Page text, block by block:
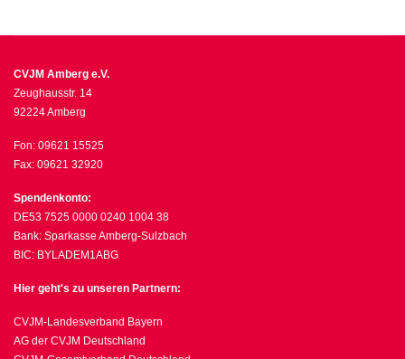
CVJM Amberg e.V.
Zeughausstr. 14
92224 Amberg
Fon: 09621 15525
Fax: 09621 32920
Spendenkonto:
DE53 7525 0000 0240 1004 38
Bank: Sparkasse Amberg-Sulzbach
BIC: BYLADEM1ABG
Hier geht's zu unseren Partnern:
CVJM-Landesverband Bayern
AG der CVJM Deutschland